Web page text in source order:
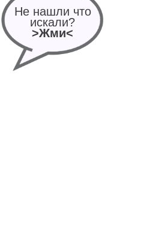
Не нашли что
искали?
>Жми<